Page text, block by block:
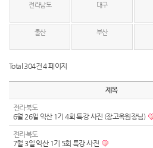
전라남도 대구
울산 부산
Total 304건4 페이지
제목
전라북도
6월 26일 익산 1기 4회 특강 사진 (장고옥원장님)
전라북도
7월 3일 익산 1기 5회 특강 사진